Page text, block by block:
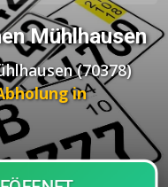
Mühlhausen
(70378)
in